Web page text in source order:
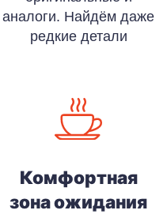
аналоги. Найдём даже
редкие детали
Комфортная
зона ожидания